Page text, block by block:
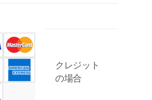
クレジット
の場合